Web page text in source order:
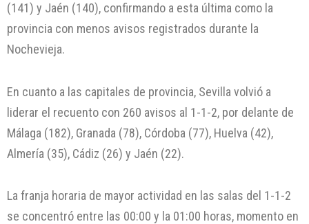
(141) y Jaén (140), confirmando a esta última como la
provincia con menos avisos registrados durante la
Nochevieja.
En cuanto a las capitales de provincia, Sevilla volvió a
liderar el recuento con 260 avisos al 1-1-2, por delante de
Málaga (182), Granada (78), Córdoba (77), Huelva (42),
Almería (35), Cádiz (26) y Jaén (22).
La franja horaria de mayor actividad en las salas del 1-1-2
se concentró entre las 00:00 y la 01:00 horas, momento en